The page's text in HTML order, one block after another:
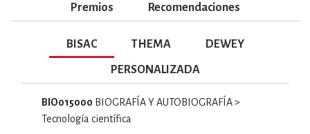
Premios Recomendaciones
BISAC THEMA DEWEY
PERSONALIZADA
BIO015000 BIOGRAFÍA Y AUTOBIOGRAFÍA >
Tecnología científica